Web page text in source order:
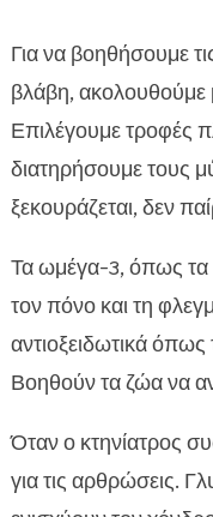
Για να βοηθήσουμε
βλάβη, ακολουθούμε
Επιλέγουμε τροφές
διατηρήσουμε τους
ξεκουράζεται, δεν
Τα ωμέγα-3, όπως τα
τον πόνο και τη
αντιοξειδωτικά
Βοηθούν τα ζώα να
Όταν ο κτηνίατρος
για τις αρθρώσεις.